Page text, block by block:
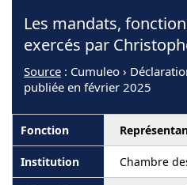
Les mandats,
exercés par
Source : Cumuleo ›
publiée en février 2025
Chambre